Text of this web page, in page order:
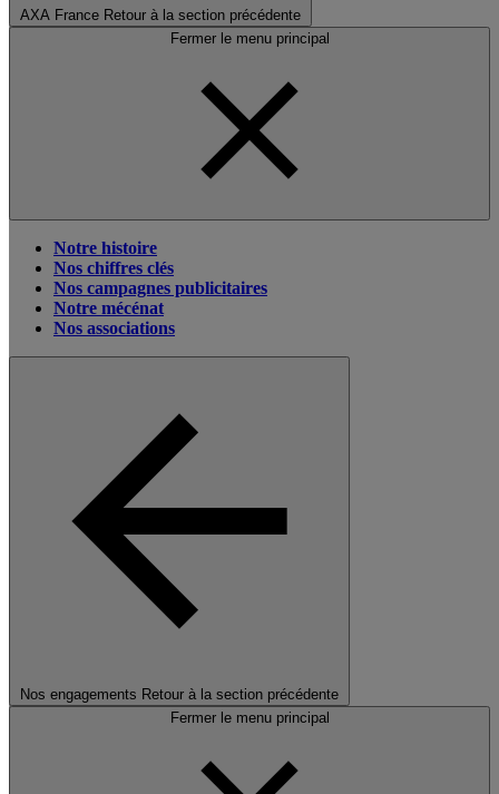
AXA France Retour à la section précédente
Fermer le menu principal
Notre histoire
Nos chiffres clés
Nos campagnes publicitaires
Notre mécénat
Nos associations
Nos engagements Retour à la section précédente
Fermer le menu principal